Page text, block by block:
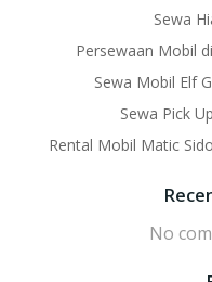
Sewa
Persewaan Mobil
Sewa Mobil Elf
Sewa Pick
Rental Mobil Matic
No